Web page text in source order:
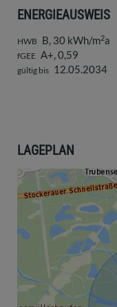
ENERGIEAUSWEIS
HWB B, 30 kWh/m2a
fGEE A+, 0,59
gültig bis 12.05.2034
LAGEPLAN